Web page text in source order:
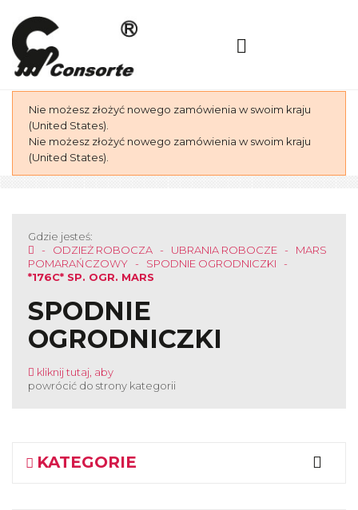
Nie możesz złożyć nowego zamówienia w swoim kraju
(United States).
Nie możesz złożyć nowego zamówienia w swoim kraju
(United States).
Gdzie jesteś:
ODZIEŻ ROBOCZA
UBRANIA ROBOCZE
MARS
POMARAŃCZOWY
SPODNIE OGRODNICZKI
*176C* SP. OGR. MARS
SPODNIE
OGRODNICZKI
kliknij tutaj, aby
powrócić do strony kategorii
KATEGORIE